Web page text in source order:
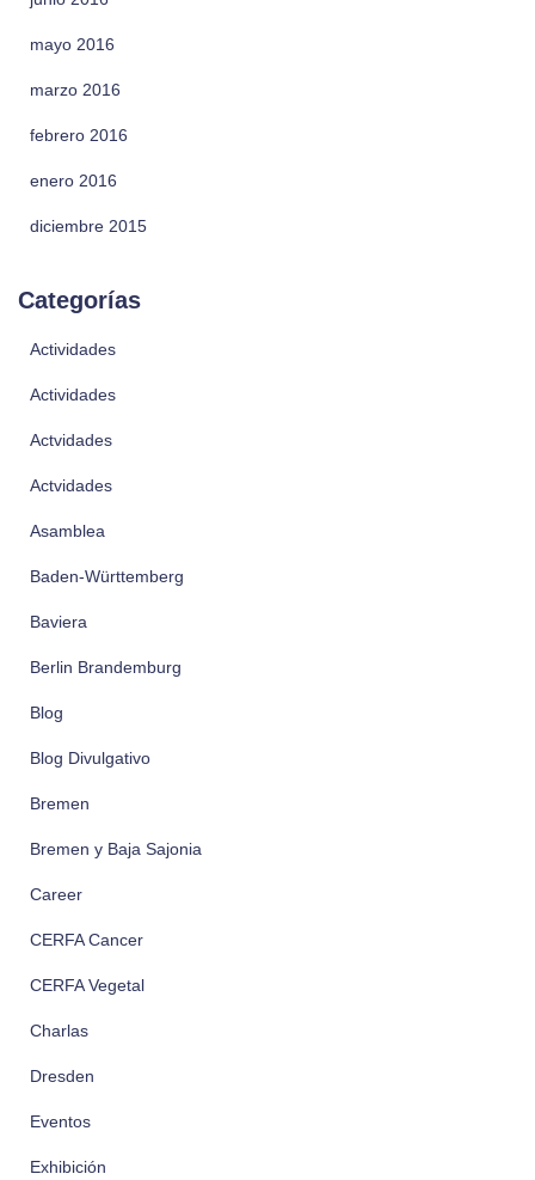
mayo 2016
marzo 2016
febrero 2016
enero 2016
diciembre 2015
Categorías
Actividades
Actividades
Actvidades
Actvidades
Asamblea
Baden-Württemberg
Baviera
Berlin Brandemburg
Blog
Blog Divulgativo
Bremen
Bremen y Baja Sajonia
Career
CERFA Cancer
CERFA Vegetal
Charlas
Dresden
Eventos
Exhibición